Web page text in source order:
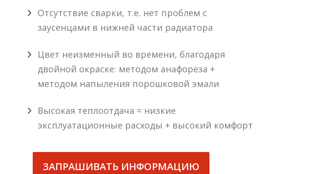
Отсутствие сварки, т.е. нет проблем с
заусенцами в нижней части радиатора
Цвет неизменный во времени, благодаря
двойной окраске: методом анафореза +
методом напыления порошковой эмали
Высокая теплоотдача = низкие
эксплуатационные расходы + высокий комфорт
ЗАПРАШИВАТЬ ИНФОРМАЦИЮ